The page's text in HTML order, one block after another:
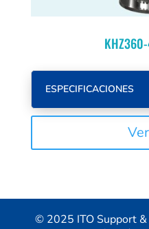
ESPECIFICACIONES
© 2025 ITO Support